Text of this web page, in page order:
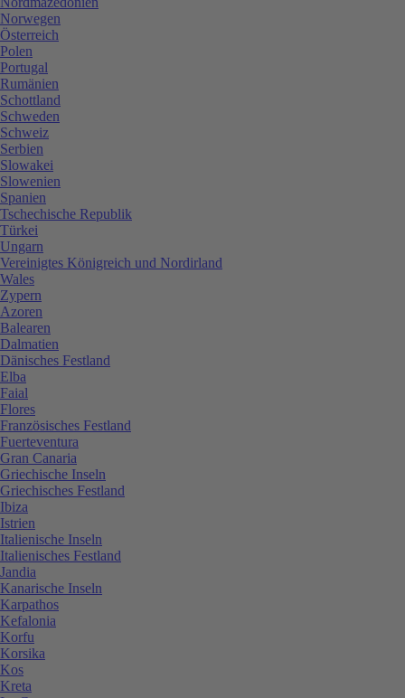
Norwegen
Österreich
Polen
Portugal
Rumänien
Schottland
Schweden
Schweiz
Serbien
Slowakei
Slowenien
Spanien
Tschechische Republik
Türkei
Ungarn
Vereinigtes Königreich und Nordirland
Wales
Zypern
Azoren
Balearen
Dalmatien
Dänisches Festland
Elba
Faial
Flores
Französisches Festland
Fuerteventura
Gran Canaria
Griechische Inseln
Griechisches Festland
Ibiza
Istrien
Italienische Inseln
Italienisches Festland
Jandia
Kanarische Inseln
Karpathos
Kefalonia
Korfu
Korsika
Kos
Kreta